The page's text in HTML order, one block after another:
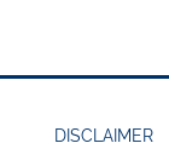
DISCLAIMER